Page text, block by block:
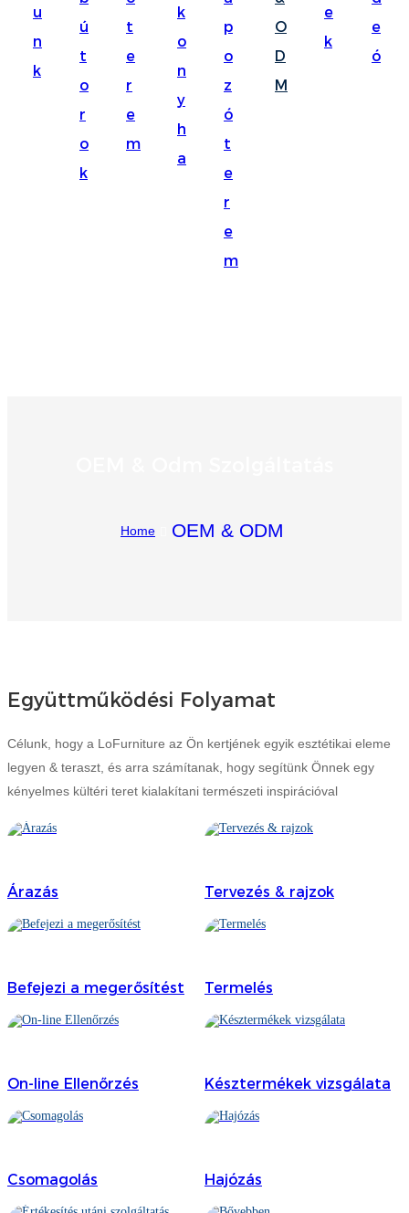
lietuvių
svenska
Euskara
Zulu
norsk
Afrikaans
ქართველი
u
n
k
ú
t
o
r
o
k
t
e
r
e
m
k
o
n
y
h
a
p
o
z
ó
t
e
r
e
m
O
D
M
e
k
e
ó
Home OEM & ODM
Együttműködési Folyamat
Célunk, hogy a LoFurniture az Ön kertjének egyik esztétikai eleme
legyen & teraszt, és arra számítanak, hogy segítünk Önnek egy
kényelmes kültéri teret kialakítani természeti inspirációval
Árazás Tervezés & rajzok
Befejezi a megerősítést Termelés
On-line Ellenőrzés Késztermékek vizsgálata
Csomagolás Hajózás